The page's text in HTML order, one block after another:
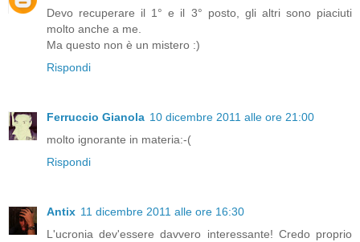
Devo recuperare il 1° e il 3° posto, gli altri sono piaciuti
molto anche a me.
Ma questo non è un mistero :)
Rispondi
Ferruccio Gianola 10 dicembre 2011 alle ore 21:00
molto ignorante in materia:-(
Rispondi
Antix 11 dicembre 2011 alle ore 16:30
L'ucronia dev'essere davvero interessante! Credo proprio